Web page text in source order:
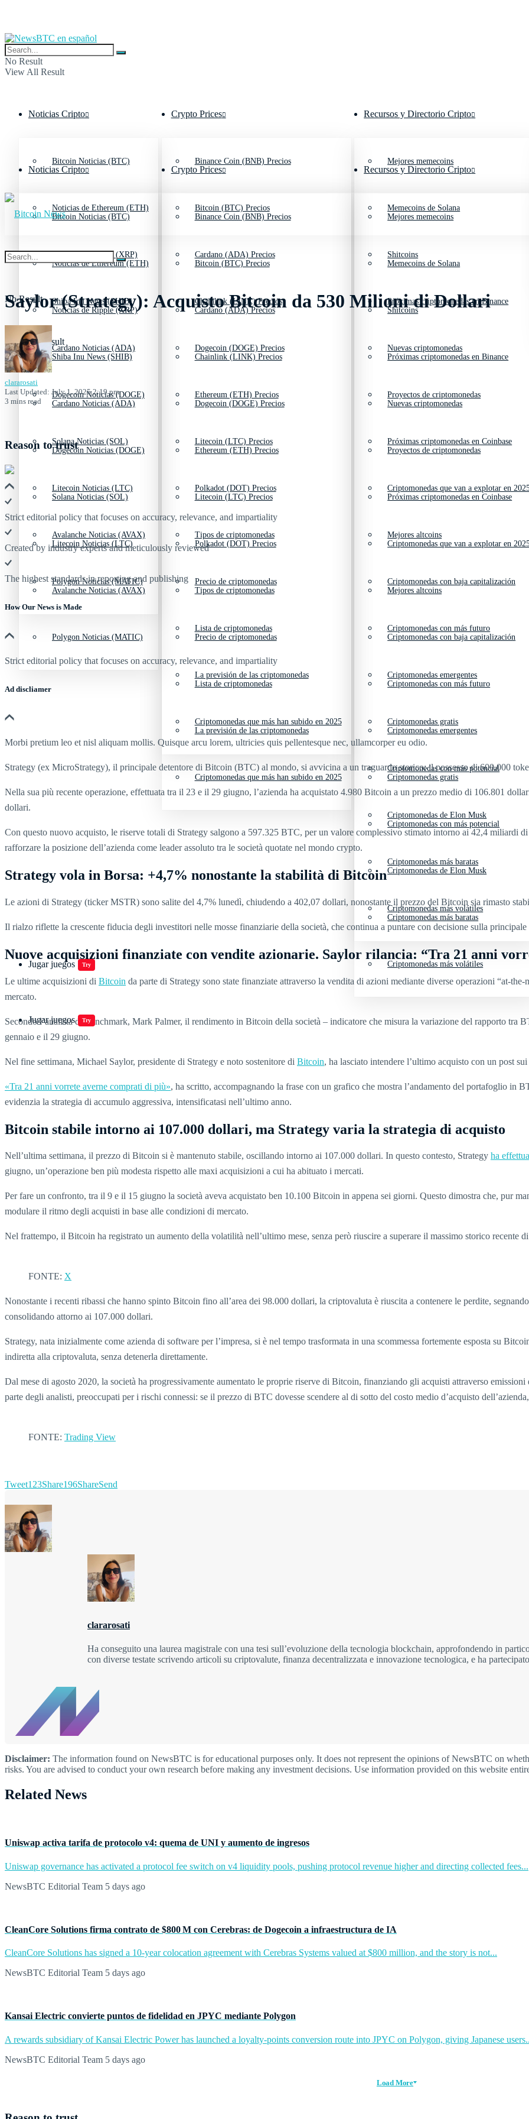
No Result
View All Result
Noticias Cripto
Bitcoin Noticias (BTC)
Noticias de Ethereum (ETH)
Noticias de Ripple (XRP)
Shiba Inu News (SHIB)
Cardano Noticias (ADA)
Dogecoin Noticias (DOGE)
Solana Noticias (SOL)
Litecoin Noticias (LTC)
Avalanche Noticias (AVAX)
Polygon Noticias (MATIC)
Crypto Prices
Binance Coin (BNB) Precios
Bitcoin (BTC) Precios
Cardano (ADA) Precios
Chainlink (LINK) Precios
Dogecoin (DOGE) Precios
Ethereum (ETH) Precios
Litecoin (LTC) Precios
Polkadot (DOT) Precios
Tipos de criptomonedas
Precio de criptomonedas
Lista de criptomonedas
La previsión de las criptomonedas
Criptomonedas que más han subido en 2025
Recursos y Directorio Cripto
Mejores memecoins
Memecoins de Solana
Shitcoins
Próximas criptomonedas en Binance
Nuevas criptomonedas
Proyectos de criptomonedas
Próximas criptomonedas en Coinbase
Criptomonedas que van a explotar en
Mejores altcoins
Criptomonedas con baja capitalización
Criptomonedas con más futuro
Criptomonedas emergentes
Criptomonedas gratis
Criptomonedas con más potencial
Criptomonedas de Elon Musk
Criptomonedas más baratas
Criptomonedas más volátiles
Jugar juegos Try
Noticias Cripto
Bitcoin Noticias (BTC)
Noticias de Ethereum (ETH)
Noticias de Ripple (XRP)
Shiba Inu News (SHIB)
Cardano Noticias (ADA)
Dogecoin Noticias (DOGE)
Solana Noticias (SOL)
Litecoin Noticias (LTC)
Avalanche Noticias (AVAX)
Polygon Noticias (MATIC)
Crypto Prices
Binance Coin (BNB) Precios
Bitcoin (BTC) Precios
Cardano (ADA) Precios
Chainlink (LINK) Precios
Dogecoin (DOGE) Precios
Ethereum (ETH) Precios
Litecoin (LTC) Precios
Polkadot (DOT) Precios
Tipos de criptomonedas
Precio de criptomonedas
Lista de criptomonedas
La previsión de las criptomonedas
Criptomonedas que más han subido en 2025
Recursos y Directorio Cripto
Mejores memecoins
Memecoins de Solana
Shitcoins
Próximas criptomonedas en Binance
Nuevas criptomonedas
Proyectos de criptomonedas
Próximas criptomonedas en Coinbase
Criptomonedas que van a explotar en
Mejores altcoins
Criptomonedas con baja capitalización
Criptomonedas con más futuro
Criptomonedas emergentes
Criptomonedas gratis
Criptomonedas con más potencial
Criptomonedas de Elon Musk
Criptomonedas más baratas
Criptomonedas más volátiles
Jugar juegos Try
No Result
View All Result
Saylor (Strategy): Acquisto Bitcoin da 530 Milioni di Dollari
clararosati
Last Updated: July 1, 2025 2:19 pm
3 mins read
Reason to trust
Strict editorial policy that focuses on accuracy, relevance, and impartiality
Created by industry experts and meticulously reviewed
The highest standards in reporting and publishing
How Our News is Made
Strict editorial policy that focuses on accuracy, relevance, and impartiality
Ad discliamer
Morbi pretium leo et nisl aliquam mollis. Quisque arcu lorem, ultricies quis pellentesque nec, ullamcorper eu odio.
Strategy (ex MicroStrategy), il principale detentore di Bitcoin (BTC) al mondo, si avvicina a un traguardo storico: il possesso di 600.000
Nella sua più recente operazione, effettuata tra il 23 e il 29 giugno, l’azienda ha acquistato 4.980 Bitcoin a un prezzo medio di 106.801
dollari.
Con questo nuovo acquisto, le riserve totali di Strategy salgono a 597.325 BTC, per un valore complessivo stimato intorno ai 42,4 miliardi
rafforzare la posizione dell’azienda come leader assoluto tra le società quotate nel mondo crypto.
Strategy vola in Borsa: +4,7% nonostante la stabilità di Bitcoin
Le azioni di Strategy (ticker MSTR) sono salite del 4,7% lunedì, chiudendo a 402,07 dollari, nonostante il prezzo del Bitcoin sia rimasto
Il rialzo riflette la crescente fiducia degli investitori nelle mosse finanziarie della società, che continua a puntare con decisione sulla
Nuove acquisizioni finanziate con vendite azionarie. Saylor rilancia: “Tra 21 anni
Le ultime acquisizioni di Bitcoin da parte di Strategy sono state finanziate attraverso la vendita di azioni mediante diverse operazioni “at-
mercato.
Secondo l’analista di Benchmark, Mark Palmer, il rendimento in Bitcoin della società – indicatore che misura la variazione del rapporto tra
gennaio e il 29 giugno.
Nel fine settimana, Michael Saylor, presidente di Strategy e noto sostenitore di Bitcoin, ha lasciato intendere l’ultimo acquisto con un post
«Tra 21 anni vorrete averne comprati di più», ha scritto, accompagnando la frase con un grafico che mostra l’andamento del portafoglio in
evidenzia la strategia di accumulo aggressiva, intensificatasi nell’ultimo anno.
Bitcoin stabile intorno ai 107.000 dollari, ma Strategy varia la strategia di acquisto
Nell’ultima settimana, il prezzo di Bitcoin si è mantenuto stabile, oscillando intorno ai 107.000 dollari. In questo contesto, Strategy ha
giugno, un’operazione ben più modesta rispetto alle maxi acquisizioni a cui ha abituato i mercati.
Per fare un confronto, tra il 9 e il 15 giugno la società aveva acquistato ben 10.100 Bitcoin in appena sei giorni. Questo dimostra che, pur
modulare il ritmo degli acquisti in base alle condizioni di mercato.
Nel frattempo, il Bitcoin ha registrato un aumento della volatilità nell’ultimo mese, senza però riuscire a superare il massimo storico recente
FONTE: X
Nonostante i recenti ribassi che hanno spinto Bitcoin fino all’area dei 98.000 dollari, la criptovaluta è riuscita a contenere le perdite,
consolidando attorno ai 107.000 dollari.
Strategy, nata inizialmente come azienda di software per l’impresa, si è nel tempo trasformata in una scommessa fortemente esposta su
indiretta alla criptovaluta, senza detenerla direttamente.
Dal mese di agosto 2020, la società ha progressivamente aumentato le proprie riserve di Bitcoin, finanziando gli acquisti attraverso
parte degli analisti, preoccupati per i rischi connessi: se il prezzo di BTC dovesse scendere al di sotto del costo medio d’acquisto
FONTE: Trading View
Tweet123Share196ShareSend
clararosati
Ha conseguito una laurea magistrale con una tesi sull’evoluzione della tecnologia blockchain, approfondendo in
con diverse testate scrivendo articoli su criptovalute, finanza decentralizzata e innovazione tecnologica, e ha
Disclaimer: The information found on NewsBTC is for educational purposes only. It does not represent the opinions of NewsBTC on
risks. You are advised to conduct your own research before making any investment decisions. Use information provided on this website
Related News
Uniswap activa tarifa de protocolo v4: quema de UNI y aumento de ingresos
Uniswap governance has activated a protocol fee switch on v4 liquidity pools, pushing protocol revenue higher and directing collected fees...
NewsBTC Editorial Team 5 days ago
CleanCore Solutions firma contrato de $800 M con Cerebras: de Dogecoin a infraestructura de IA
CleanCore Solutions has signed a 10-year colocation agreement with Cerebras Systems valued at $800 million, and the story is not...
NewsBTC Editorial Team 5 days ago
Kansai Electric convierte puntos de fidelidad en JPYC mediante Polygon
A rewards subsidiary of Kansai Electric Power has launched a loyalty-points conversion route into JPYC on Polygon, giving Japanese
NewsBTC Editorial Team 5 days ago
Load More